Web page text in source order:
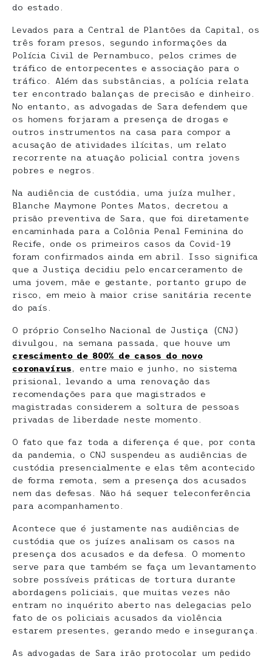
do estado.
Levados para a Central de Plantões da Capital, os
três foram presos, segundo informações da
Polícia Civil de Pernambuco, pelos crimes de
tráfico de entorpecentes e associação para o
tráfico. Além das substâncias, a polícia relata
ter encontrado balanças de precisão e dinheiro.
No entanto, as advogadas de Sara defendem que
os homens forjaram a presença de drogas e
outros instrumentos na casa para compor a
acusação de atividades ilícitas, um relato
recorrente na atuação policial contra jovens
pobres e negros.
Na audiência de custódia, uma juíza mulher,
Blanche Maymone Pontes Matos, decretou a
prisão preventiva de Sara, que foi diretamente
encaminhada para a Colônia Penal Feminina do
Recife, onde os primeiros casos da Covid-19
foram confirmados ainda em abril. Isso significa
que a Justiça decidiu pelo encarceramento de
uma jovem, mãe e gestante, portanto grupo de
risco, em meio à maior crise sanitária recente
do país.
O próprio Conselho Nacional de Justiça (CNJ)
divulgou, na semana passada, que houve um
crescimento de 800% de casos do novo
coronavírus, entre maio e junho, no sistema
prisional, levando a uma renovação das
recomendações para que magistrados e
magistradas considerem a soltura de pessoas
privadas de liberdade neste momento.
O fato que faz toda a diferença é que, por conta
da pandemia, o CNJ suspendeu as audiências de
custódia presencialmente e elas têm acontecido
de forma remota, sem a presença dos acusados
nem das defesas. Não há sequer teleconferência
para acompanhamento.
Acontece que é justamente nas audiências de
custódia que os juízes analisam os casos na
presença dos acusados e da defesa. O momento
serve para que também se faça um levantamento
sobre possíveis práticas de tortura durante
abordagens policiais, que muitas vezes não
entram no inquérito aberto nas delegacias pelo
fato de os policiais acusados da violência
estarem presentes, gerando medo e insegurança.
As advogadas de Sara irão protocolar um pedido